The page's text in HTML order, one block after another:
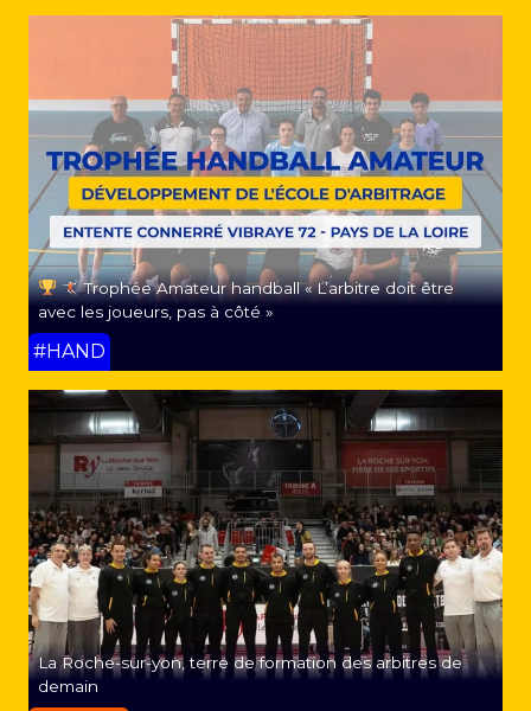
Trophée Amateur handball « L’arbitre doit être
avec les joueurs, pas à côté »
#HAND
La Roche-sur-yon, terre de formation des arbitres de
demain